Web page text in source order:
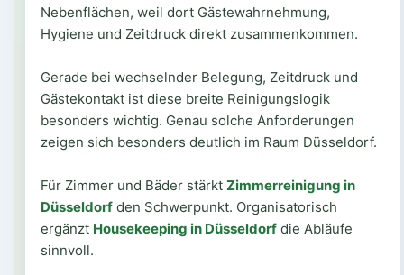
Nebenflächen, weil dort Gästewahrnehmung,
Hygiene und Zeitdruck direkt zusammenkommen.
Gerade bei wechselnder Belegung, Zeitdruck und
Gästekontakt ist diese breite Reinigungslogik
besonders wichtig. Genau solche Anforderungen
zeigen sich besonders deutlich im Raum Düsseldorf.
Für Zimmer und Bäder stärkt Zimmerreinigung in
Düsseldorfden Schwerpunkt. Organisatorisch
ergänzt Housekeeping in Düsseldorfdie Abläufe
sinnvoll.